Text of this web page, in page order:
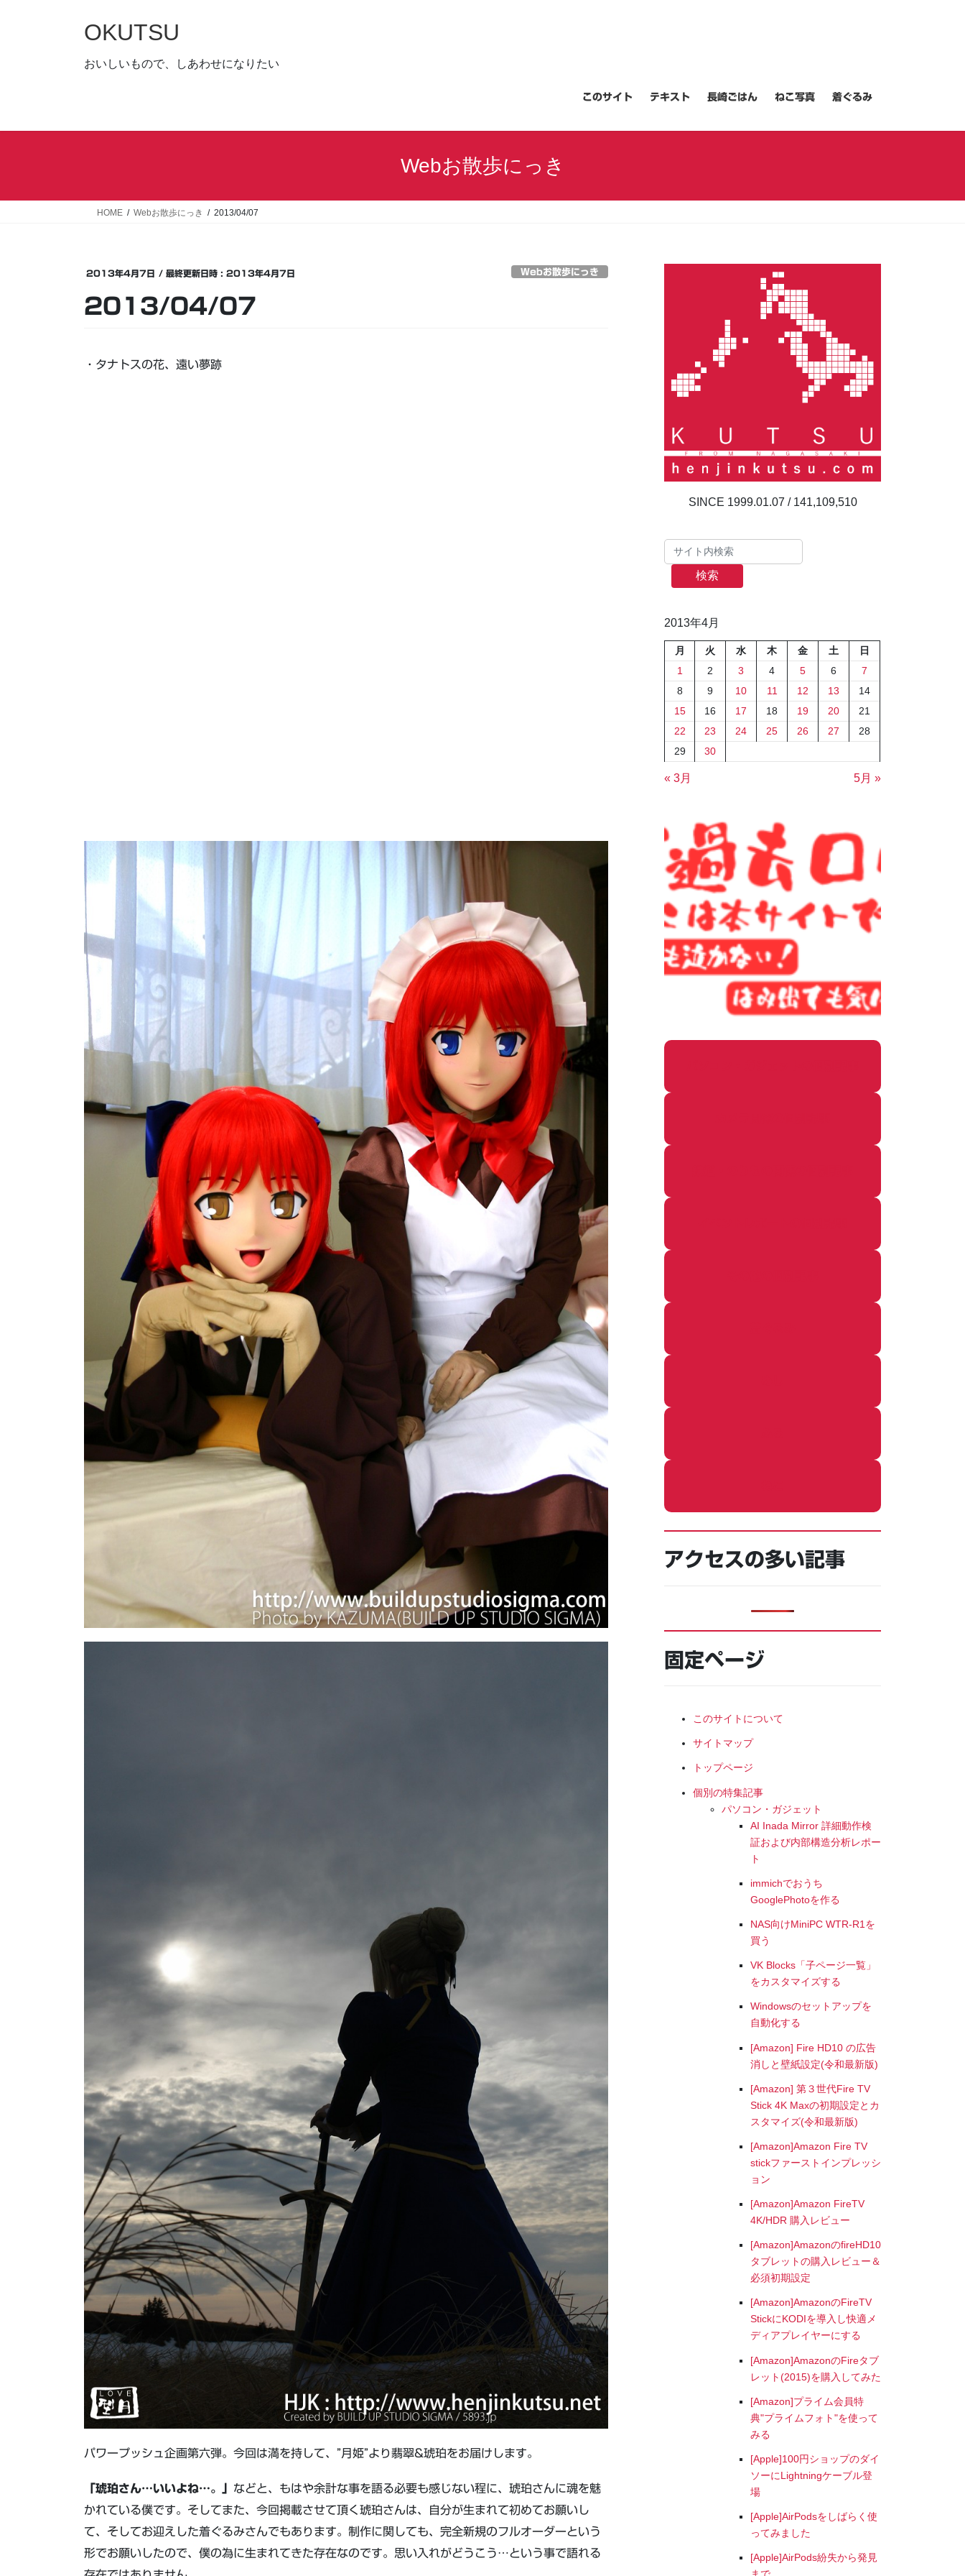
キ
に
OKUTSU
おいしいもので、しあわせになりたい
このサイト テキスト 長崎ごはん ねこ写真 着ぐるみ
Webお散歩にっき
HOME Webお散歩にっき 2013/04/07
2013年4月7日 / 最終更新日時 : 2013年4月7日 Webお散歩にっき
2013/04/07
・ タナトスの花、遠い夢跡
パワープッシュ企画第六弾。今回は満を持して、”月姫”より翡翠&琥珀をお届けします。
「琥珀さん…いいよね…。」 などと、もはや余計な事を語る必要も感じない程に、琥珀さんに魂を魅
かれている僕です。そしてまた、今回掲載させて頂く琥珀さんは、自分が生まれて初めてお願いし
て、そしてお迎えした着ぐるみさんでもあります。制作に関しても、完全新規のフルオーダーという
形でお願いしたので、僕の為に生まれてきた存在なのです。思い入れがどうこう…という事で語れる
141,109,510
検索
2013年4月
月 火 水 木 金 土
日
1
2 3 4 5 6
7
8
9 10 11 12 13
14
15
16 17 18 19 20
21
22
23 24 25 26 27
28
29
30
« 3月 5月 »
アクセスの多い記事
固定ページ
このサイトについて
サイトマップ
トップページ
個別の特集記事
パソコン・ガジェット
AI Inada Mirror 詳細動作検
証および内部構造分析レポー
ト
immichでおうち
GooglePhotoを作る
NAS向けMiniPC WTR-R1を
買う
VK Blocks「子ページ一覧」
をカスタマイズする
Windowsのセットアップを
自動化する
[Amazon] Fire HD10 の広告
消しと壁紙設定(令和最新版)
[Amazon] 第３世代Fire TV
Stick 4K Maxの初期設定とカ
スタマイズ(令和最新版)
[Amazon]Amazon Fire TV
stickファーストインプレッシ
ョン
[Amazon]Amazon FireTV
4K/HDR 購入レビュー
[Amazon]AmazonのfireHD10
タブレットの購入レビュー＆
必須初期設定
[Amazon]AmazonのFireTV
StickにKODIを導入し快適メ
ディアプレイヤーにする
[Amazon]AmazonのFireタブ
レット(2015)を購入してみた
[Amazon]プライム会員特
典"プライムフォト"を使って
みる
[Apple]100円ショップのダイ
ソーにLightningケーブル登
場
[Apple]AirPodsをしばらく使
ってみました
[Apple]AirPods紛失から発見